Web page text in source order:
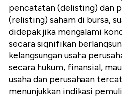
pencatatan (delisting) dan
(relisting) saham di bursa,
didepak jika mengalami
secara signifikan
kelangsungan usaha
secara hukum, finansial,
usaha dan perusahaan
menunjukkan indikasi